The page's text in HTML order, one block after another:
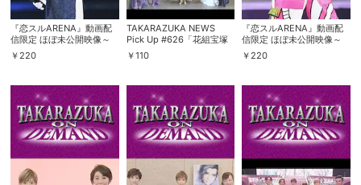
視聴デバイス一覧
スマホなどでRakuten TVを視聴する際のデ
バイス連携の設定ができます。
パスコード設定
求められるのでお子さまがいても安心で
す。
メルマガ
メルマガの配信停止、配信先のメールアド
『恋スルARENA』動画配
信限定 ほぼ未公開映像～
「恋スルＳＵっごい2日
目!!」～
￥ 220
TAKARAZUKA NEWS
Pick Up #626「花組宝塚
大劇場公演『A Fairy Tale
－青い薔薇の精－』『シャ
2019年9月より～
￥110
『恋スルARENA』動画配
信限定 ほぼ未公開映像～
「恋スルＡっと驚く1日
目!」 ～
￥ 220